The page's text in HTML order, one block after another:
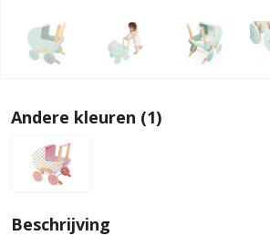
Andere kleuren (1)
Beschrijving